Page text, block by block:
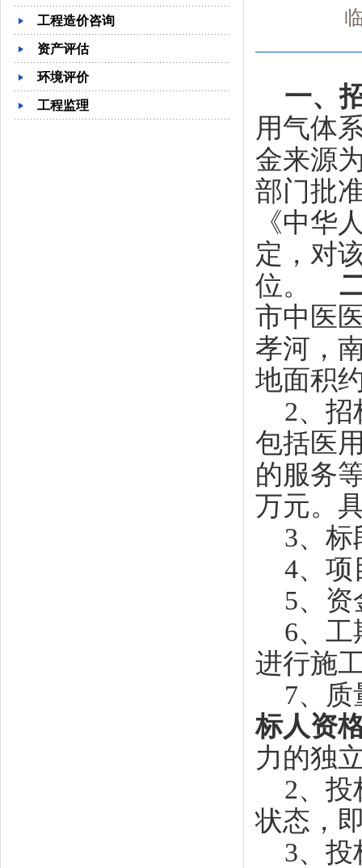
工程造价咨询
资产评估
环境评价
工程监理
一、
用气体
金来源
部门批
《中华
定，对
位。
市中医
孝河，
地面积
2、招
包括医
的服务
万元。
3、标
4、项
5、资
6、工
进行施
7、质
标人资
力的独
2、投
状态，
3、投